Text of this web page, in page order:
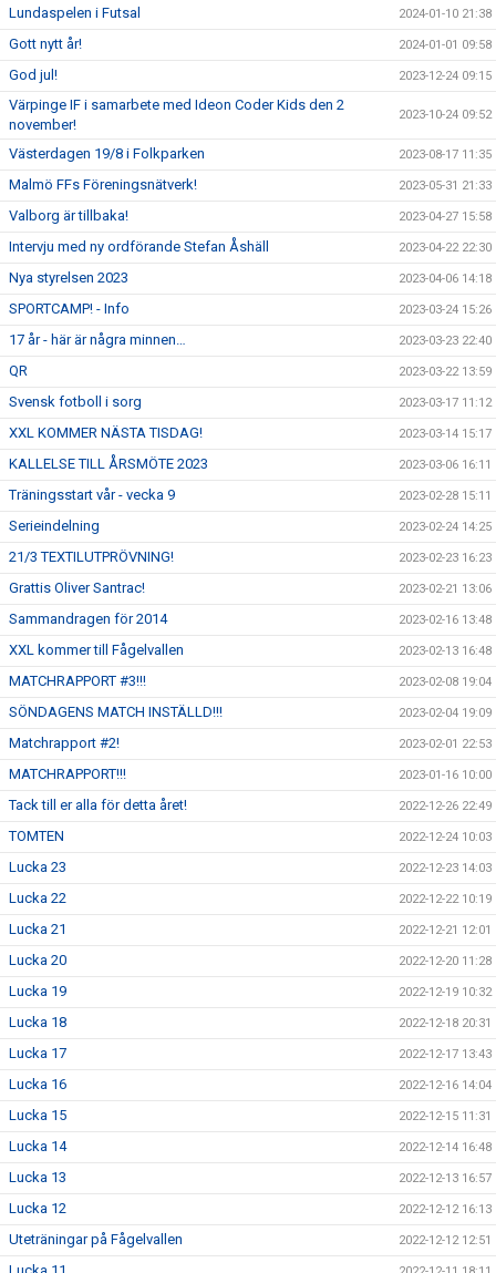
Lundaspelen i Futsal 2024-01-10 21:38
Gott nytt år! 2024-01-01 09:58
God jul! 2023-12-24 09:15
Värpinge IF i samarbete med Ideon Coder Kids den 2
november!
2023-10-24 09:52
Västerdagen 19/8 i Folkparken 2023-08-17 11:35
Malmö FFs Föreningsnätverk! 2023-05-31 21:33
Valborg är tillbaka! 2023-04-27 15:58
Intervju med ny ordförande Stefan Åshäll 2023-04-22 22:30
Nya styrelsen 2023 2023-04-06 14:18
SPORTCAMP! - Info 2023-03-24 15:26
17 år - här är några minnen… 2023-03-23 22:40
QR 2023-03-22 13:59
Svensk fotboll i sorg 2023-03-17 11:12
XXL KOMMER NÄSTA TISDAG! 2023-03-14 15:17
KALLELSE TILL ÅRSMÖTE 2023 2023-03-06 16:11
Träningsstart vår - vecka 9 2023-02-28 15:11
Serieindelning 2023-02-24 14:25
21/3 TEXTILUTPRÖVNING! 2023-02-23 16:23
Grattis Oliver Santrac! 2023-02-21 13:06
Sammandragen för 2014 2023-02-16 13:48
XXL kommer till Fågelvallen 2023-02-13 16:48
MATCHRAPPORT #3!!! 2023-02-08 19:04
SÖNDAGENS MATCH INSTÄLLD!!! 2023-02-04 19:09
Matchrapport #2! 2023-02-01 22:53
MATCHRAPPORT!!! 2023-01-16 10:00
Tack till er alla för detta året! 2022-12-26 22:49
TOMTEN 2022-12-24 10:03
Lucka 23 2022-12-23 14:03
Lucka 22 2022-12-22 10:19
Lucka 21 2022-12-21 12:01
Lucka 20 2022-12-20 11:28
Lucka 19 2022-12-19 10:32
Lucka 18 2022-12-18 20:31
Lucka 17 2022-12-17 13:43
Lucka 16 2022-12-16 14:04
Lucka 15 2022-12-15 11:31
Lucka 14 2022-12-14 16:48
Lucka 13 2022-12-13 16:57
Lucka 12 2022-12-12 16:13
Uteträningar på Fågelvallen 2022-12-12 12:51